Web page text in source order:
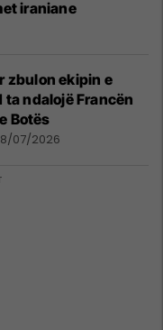
iraniane
zbulon ekipin e
ta ndalojë Francën
Botës
07/2026